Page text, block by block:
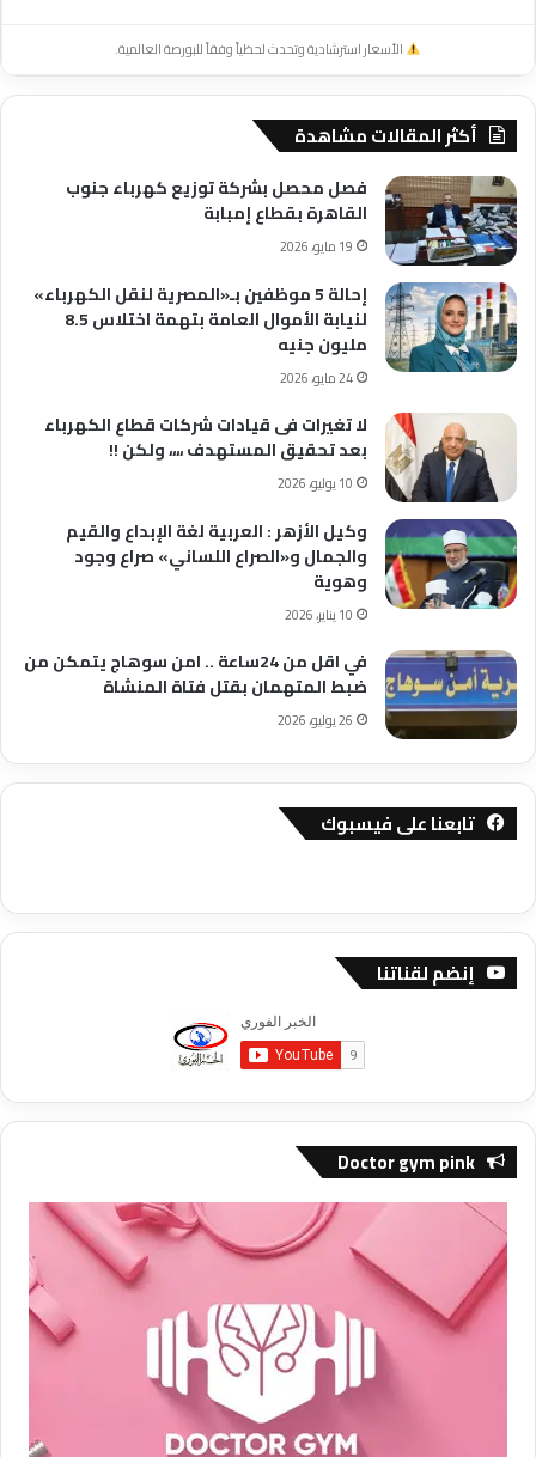
الأسعار استرشادية وتحدث لحظياً وفقاً للبورصة العالمية.
أكثر المقالات مشاهدة
فصل محصل بشركة توزيع كهرباء جنوب
القاهرة بقطاع إمبابة
19 مايو، 2026
إحالة 5 موظفين بـ«المصرية لنقل الكهرباء»
لنيابة الأموال العامة بتهمة اختلاس 8.5
مليون جنيه
24 مايو، 2026
لا تغيرات فى قيادات شركات قطاع الكهرباء
بعد تحقيق المستهدف ،،،، ولكن !!
10 يوليو، 2026
وكيل الأزهر : العربية لغة الإبداع والقيم
والجمال و«الصراع اللساني» صراع وجود
وهوية
10 يناير، 2026
في اقل من 24ساعة .. امن سوهاج يتمكن من
ضبط المتهمان بقتل فتاة المنشاة
26 يوليو، 2026
تابعنا على فيسبوك
إنضم لقناتنا
Doctor gym pink